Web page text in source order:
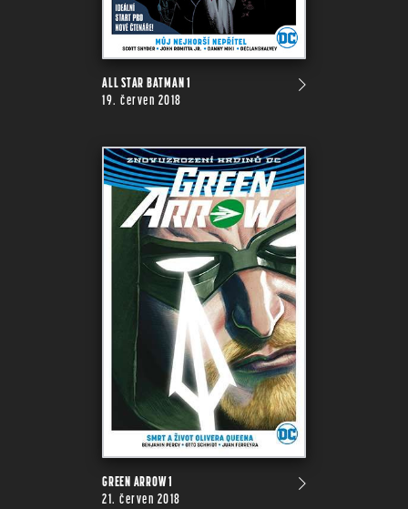
ALL STAR BATMAN 1
19. červen 2018
GREEN ARROW 1
21. červen 2018